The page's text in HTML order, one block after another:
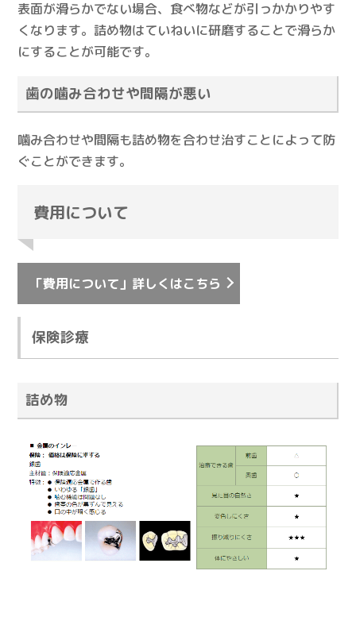
表面が滑らかでない場合、食べ物などが引っかかりやす
くなります。詰め物はていねいに研磨することで滑らか
にすることが可能です。
歯の噛み合わせや間隔が悪い
噛み合わせや間隔も詰め物を合わせ治すことによって防
ぐことができます。
費用について
「費用について」詳しくはこちら
保険診療
詰め物